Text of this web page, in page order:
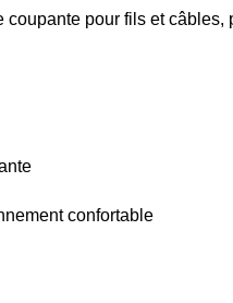
pour fils et câbles,
confortable